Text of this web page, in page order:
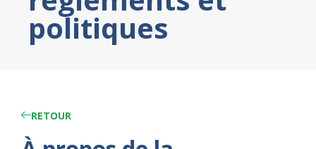
politiques
RETOUR